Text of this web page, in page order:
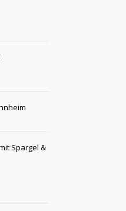
Spargel &